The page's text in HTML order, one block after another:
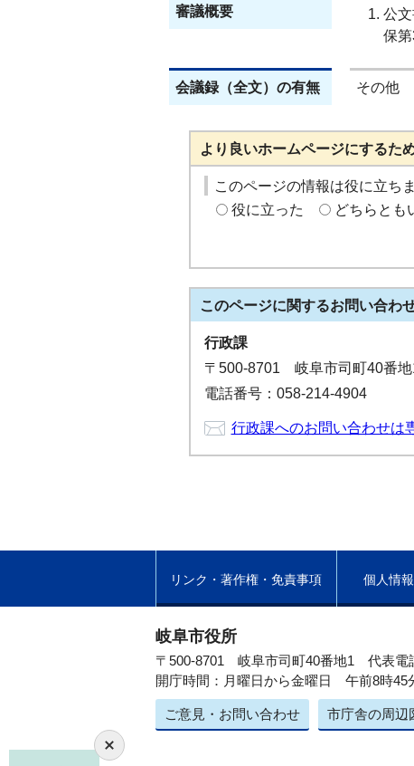
審議概要
公
保
会議録（全文）の有無 その他
より良いホームページにするた
このページの情報は役に立ち
役に立った
どちらとも
このページに関するお問い合わ
行政課
〒500-8701 岐阜市司町40番
電話番号：058-214-4904
行政課へのお問い合わせは
リンク・著作権・免責事項 個人情
岐阜市役所
〒500-8701 岐阜市司町40番地1 代表電
開庁時間：月曜日から金曜日 午前8時45
ご意見・お問い合わせ 市庁舎の周辺